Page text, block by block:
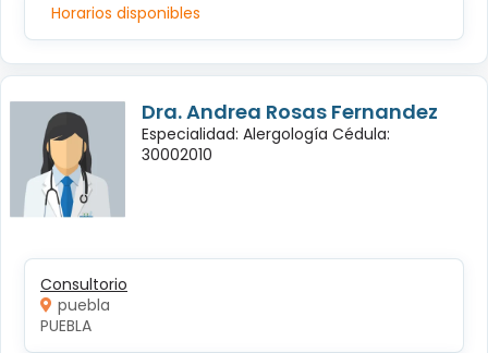
Horarios disponibles
Dra. Andrea Rosas Fernandez
Especialidad: Alergología Cédula:
30002010
Consultorio
puebla
PUEBLA